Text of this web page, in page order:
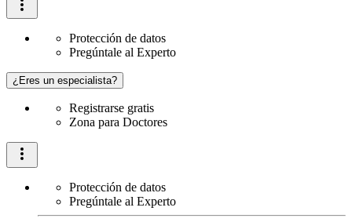
Protección de datos
Pregúntale al Experto
¿Eres un especialista?
Registrarse gratis
Zona para Doctores
Protección de datos
Pregúntale al Experto